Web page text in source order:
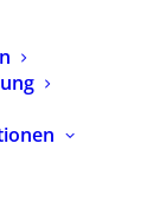
nicht
wird
als